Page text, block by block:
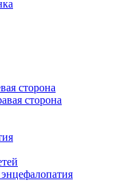
сторона
сторона